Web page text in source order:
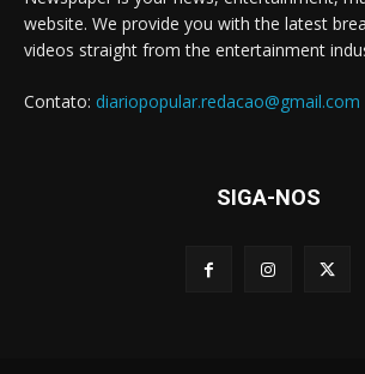
website. We provide you with the latest
videos straight from the entertainment
Contato: diariopopular.redacao@gmail.com
SIGA-NOS